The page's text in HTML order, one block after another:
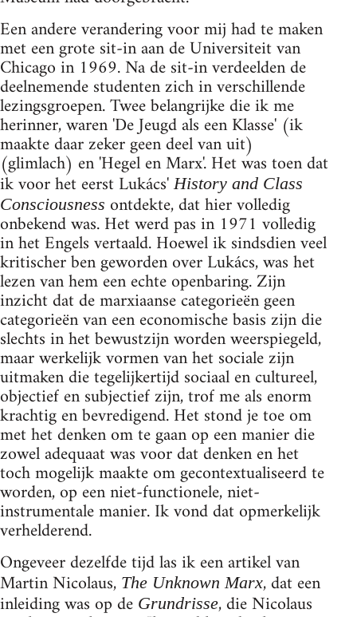
Een andere verandering voor mij had te maken
met een grote sit-in aan de Universiteit van
Chicago in 1969. Na de sit-in verdeelden de
deelnemende studenten zich in verschillende
lezingsgroepen. Twee belangrijke die ik me
herinner, waren 'De Jeugd als een Klasse' (ik
maakte daar zeker geen deel van uit)
(glimlach) en 'Hegel en Marx'. Het was toen dat
ik voor het eerst Lukács'History and Class
Consciousness ontdekte, dat hier volledig
onbekend was. Het werd pas in 1971 volledig
in het Engels vertaald. Hoewel ik sindsdien veel
kritischer ben geworden over Lukács, was het
lezen van hem een echte openbaring. Zijn
inzicht dat de marxiaanse categorieën geen
categorieën van een economische basis zijn die
slechts in het bewustzijn worden weerspiegeld,
maar werkelijk vormen van het sociale zijn
uitmaken die tegelijkertijd sociaal en cultureel,
objectief en subjectief zijn, trof me als enorm
krachtig en bevredigend. Het stond je toe om
met het denken om te gaan op een manier die
zowel adequaat was voor dat denken en het
toch mogelijk maakte om gecontextualiseerd te
worden, op een niet-functionele, niet-
instrumentale manier. Ik vond dat opmerkelijk
verhelderend.
Ongeveer dezelfde tijd las ik een artikel van
Martin Nicolaus, The Unknown Marx, dat een
inleiding was op de Grundrisse, die Nicolaus